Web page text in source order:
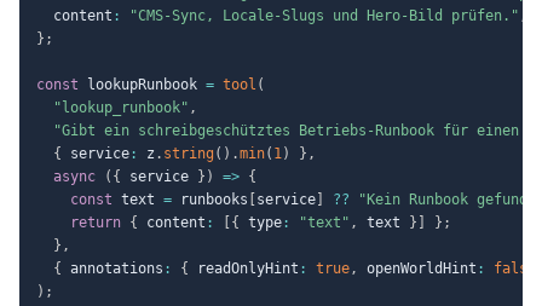
  content
: "CMS-Sync, Locale-Slugs und Hero-Bild prüfen." ,
} ;
const lookupRunbook = tool (
"lookup_runbook" ,
"Gibt ein schreibgeschütztes Betriebs-Runbook für einen
{
service : z . string ( ) .min( 1) } ,
async
( { service } ) => {
const text = runbooks service ??
"Kein Runbook
return { content : { type : "text" , text } } ;
} ,
{
annotations : { readOnlyHint : true, openWorldHint :
false
) ;